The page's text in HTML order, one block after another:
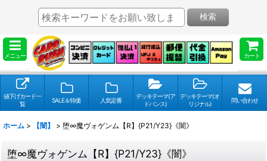
メニュー カート
検索
値下げカード一
覧
SALE＆特価 人気定番
デッキテーマ(ア
ドバンス)
デッキテーマ(オ
リジナル)
問い合わせ
ホーム > 【闇】 > 堕∞魔ヴォゲンム【R】{P21/Y23}《闇》
堕∞魔ヴォゲンム【R】{P21/Y23}《闇》